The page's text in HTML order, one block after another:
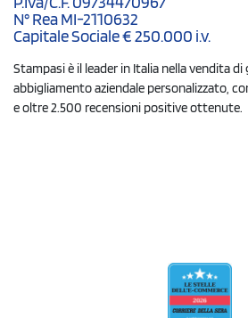
N° Rea MI-2110632
Capitale Sociale € 250.000 i.v.
Stampasi è il leader in Italia nella vendita di
abbigliamento aziendale personalizzato,
e oltre 2.500 recensioni positive ottenute.